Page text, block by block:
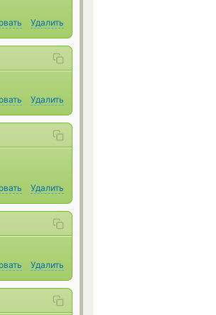
Удалить
Удалить
Удалить
Удалить